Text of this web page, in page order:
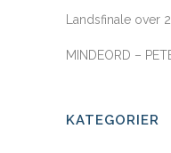
Landsfinale over
MINDEORD –
KATEGORIER